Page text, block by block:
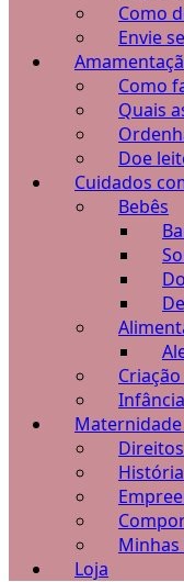
Como
Envie
Como
Quais
Doe
Cuidados
Bebês
Infância
Minhas
Loja